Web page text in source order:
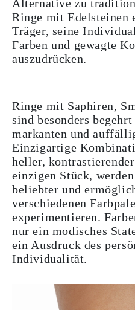
Alternative zu
Ringe mit Edelsteinen
Träger, seine
Farben und gewagte
auszudrücken.
Ringe mit Saphiren,
sind besonders
markanten und
Einzigartige
heller,
einzigen Stück,
beliebter und
verschiedenen
experimentieren.
nur ein modisches
ein Ausdruck des
Individualität.